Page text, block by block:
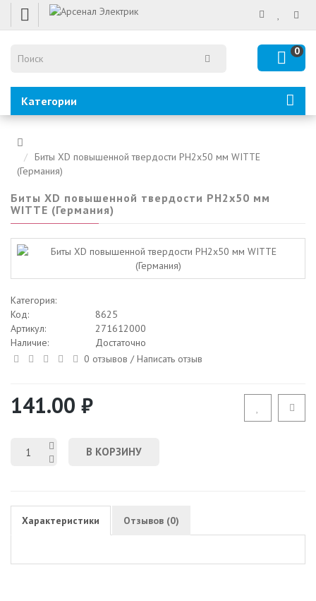
0
Категории
Биты XD повышенной твердости PH2х50 мм WITTE
(Германия)
Биты XD повышенной твердости PH2х50 мм
WITTE (Германия)
Категория:
Код:
8625
Артикул:
271612000
Наличие:
Достаточно
0 отзывов /Написать отзыв
141.00 ₽
В КОРЗИНУ
Характеристики Отзывов (0)